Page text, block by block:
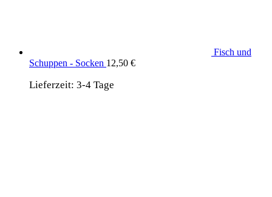
Fisch und
Schuppen - Socken 12,50 €
Lieferzeit: 3-4 Tage